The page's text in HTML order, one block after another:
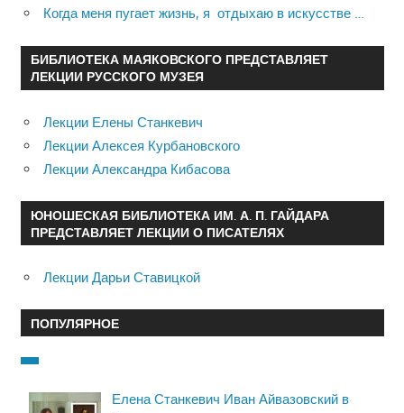
Когда меня пугает жизнь, я отдыхаю в искусстве …
БИБЛИОТЕКА МАЯКОВСКОГО ПРЕДСТАВЛЯЕТ
ЛЕКЦИИ РУССКОГО МУЗЕЯ
Лекции Елены Станкевич
Лекции Алексея Курбановского
Лекции Александра Кибасова
ЮНОШЕСКАЯ БИБЛИОТЕКА ИМ. А. П. ГАЙДАРА
ПРЕДСТАВЛЯЕТ ЛЕКЦИИ О ПИСАТЕЛЯХ
Лекции Дарьи Ставицкой
ПОПУЛЯРНОЕ
Елена Станкевич Иван Айвазовский в